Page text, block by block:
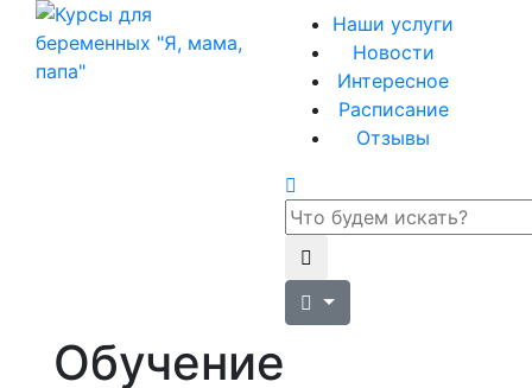
Наши услуги
Новости
Интересное
Расписание
Отзывы
Обучение